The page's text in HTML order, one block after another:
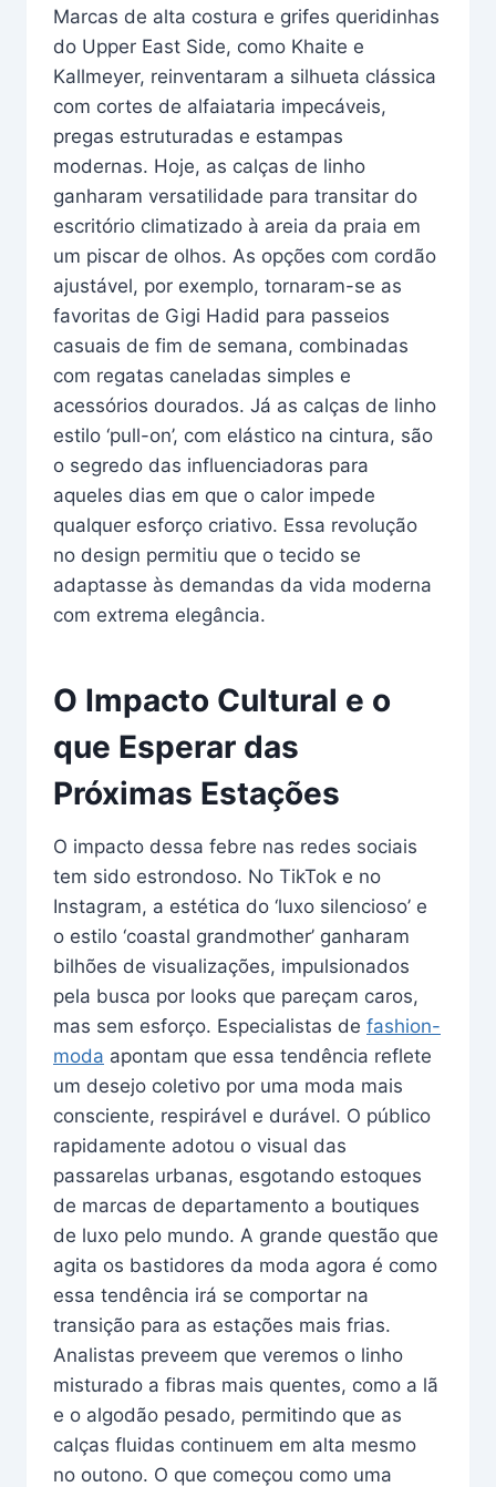
Marcas de alta costura e grifes queridinhas
do Upper East Side, como Khaite e
Kallmeyer, reinventaram a silhueta clássica
com cortes de alfaiataria impecáveis,
pregas estruturadas e estampas
modernas. Hoje, as calças de linho
ganharam versatilidade para transitar do
escritório climatizado à areia da praia em
um piscar de olhos. As opções com cordão
ajustável, por exemplo, tornaram-se as
favoritas de Gigi Hadid para passeios
casuais de fim de semana, combinadas
com regatas caneladas simples e
acessórios dourados. Já as calças de linho
estilo ‘pull-on’, com elástico na cintura, são
o segredo das influenciadoras para
aqueles dias em que o calor impede
qualquer esforço criativo. Essa revolução
no design permitiu que o tecido se
adaptasse às demandas da vida moderna
com extrema elegância.
O Impacto Cultural e o
que Esperar das
Próximas Estações
O impacto dessa febre nas redes sociais
tem sido estrondoso. No TikTok e no
Instagram, a estética do ‘luxo silencioso’ e
o estilo ‘coastal grandmother’ ganharam
bilhões de visualizações, impulsionados
pela busca por looks que pareçam caros,
mas sem esforço. Especialistas de fashion-
moda apontam que essa tendência reflete
um desejo coletivo por uma moda mais
consciente, respirável e durável. O público
rapidamente adotou o visual das
passarelas urbanas, esgotando estoques
de marcas de departamento a boutiques
de luxo pelo mundo. A grande questão que
agita os bastidores da moda agora é como
essa tendência irá se comportar na
transição para as estações mais frias.
Analistas preveem que veremos o linho
misturado a fibras mais quentes, como a lã
e o algodão pesado, permitindo que as
calças fluidas continuem em alta mesmo
no outono. O que começou como uma